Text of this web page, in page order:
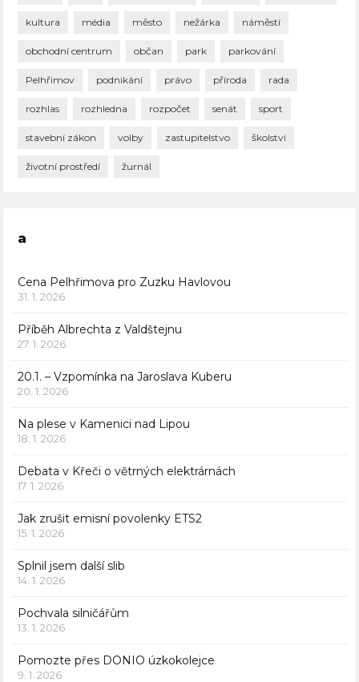
kultura média město nežárka náměstí
obchodní centrum občan park parkování
Pelhřimov podnikání právo příroda rada
rozhlas rozhledna rozpočet senát sport
stavební zákon volby zastupitelstvo školství
životní prostředí žurnál
a
Cena Pelhřimova pro Zuzku Havlovou
31. 1. 2026
Příběh Albrechta z Valdštejnu
27. 1. 2026
20.1. – Vzpomínka na Jaroslava Kuberu
20. 1. 2026
Na plese v Kamenici nad Lipou
18. 1. 2026
Debata v Křeči o větrných elektrárnách
17. 1. 2026
Jak zrušit emisní povolenky ETS2
15. 1. 2026
Splnil jsem další slib
14. 1. 2026
Pochvala silničářům
13. 1. 2026
Pomozte přes DONIO úzkokolejce
9. 1. 2026